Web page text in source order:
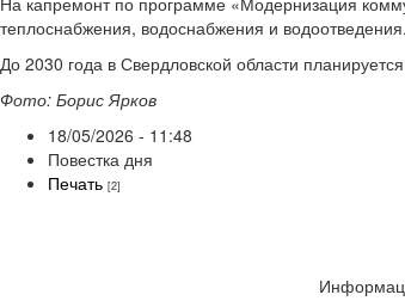
теплоснабжения, водоснабжения и
До 2030 года в Свердловской области
Фото: Борис Ярков
18/05/2026 - 11:48
Повестка дня
Печать [2]